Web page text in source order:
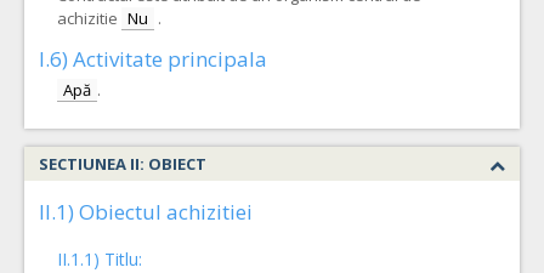
achizitie Nu .
I.6) Activitate principala
Apă .
SECTIUNEA II: OBIECT
II.1) Obiectul achizitiei
II.1.1) Titlu: